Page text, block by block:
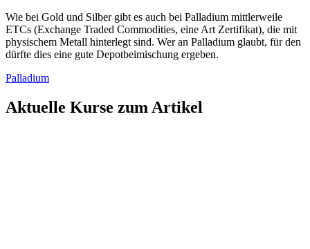
Wie bei Gold und Silber gibt es auch bei Palladium mittlerweile
ETCs (Exchange Traded Commodities, eine Art Zertifikat), die mit
physischem Metall hinterlegt sind. Wer an Palladium glaubt, für den
dürfte dies eine gute Depotbeimischung ergeben.
Palladium
Aktuelle Kurse zum Artikel